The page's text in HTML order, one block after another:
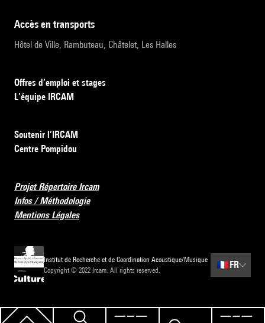
accès en transports
Hôtel de Ville, Rambuteau, Châtelet, Les Halles
Offres d’emploi et stages
L’équipe IRCAM
Soutenir l’IRCAM
Centre Pompidou
Projet Répertoire Ircam
Infos / Méthodologie
Mentions Légales
Institut de Recherche et de Coordination Acoustique/Musique
Copyright © 2022 Ircam. All rights reserved.
🇫🇷 FR